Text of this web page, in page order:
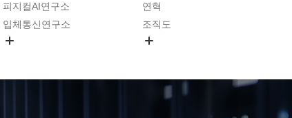
피지컬AI연구소
입체통신연구소
연혁
조직도
연구원 고객헌장